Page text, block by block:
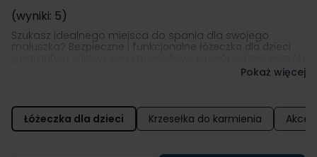
(wyniki: 5)
Szukasz idealnego miejsca do spania dla swojego
maluszka? Bezpieczne i funkcjonalne łóżeczka dla dzieci
dni życia. W ofercie sklepu BoboWózki przygotowaliśmy
warianty wielofunkcyjne i turystyczne. Poznaj nasz
asortyment i wybierz certyfikowane łóżeczko niemowlęce,
które zapewni nowemu członkowi rodziny maksymalny
Pokaż więcej
Łóżeczka dla dzieci Krzesełka do karmienia